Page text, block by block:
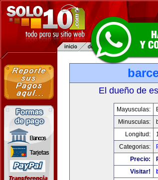
El dueño de
Mayusculas:
Minusculas:
Longitud:
Categorias:
Precio:
Visitar!